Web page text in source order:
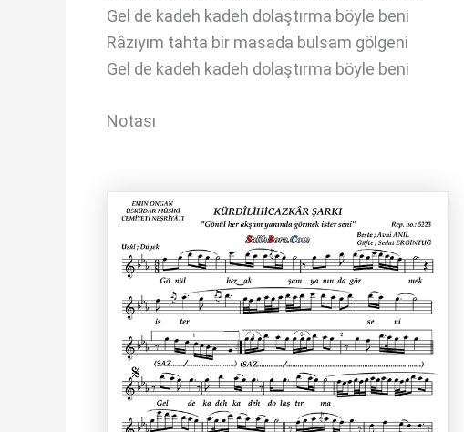
Gel de kadeh kadeh dolaştırma böyle beni
Râzıyım tahta bir masada bulsam gölgeni
Gel de kadeh kadeh dolaştırma böyle beni
Notası